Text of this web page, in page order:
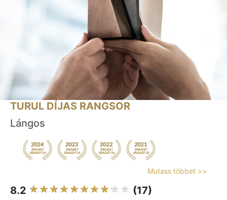
TURUL DÍJAS RANGSOR
Lángos
Mutass többet >>
8.2 (17)